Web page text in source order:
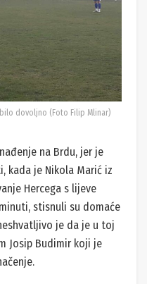
dovoljno (Foto Filip Mlinar)
na Brdu, jer je
kada je Nikola Marić iz
Hercega s lijeve
stisnuli su domaće
je da je u toj
Josip Budimir koji je